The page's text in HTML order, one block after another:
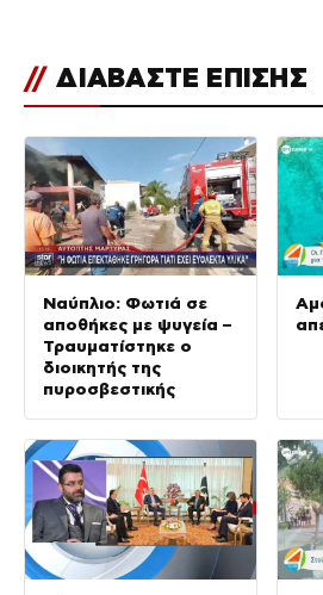
// ΔΙΑΒΑΣΤΕ ΕΠΙΣΗΣ
Ναύπλιο: Φωτιά σε
αποθήκες με ψυγεία –
Τραυματίστηκε ο
διοικητής της
πυροσβεστικής